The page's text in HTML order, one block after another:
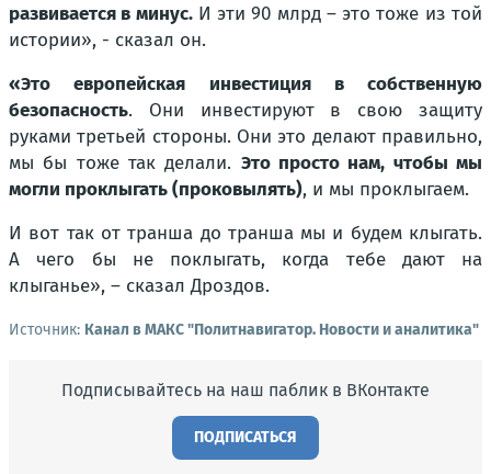
развивается в минус.И эти 90 млрд – это тоже из той
истории», - сказал он.
«Это европейская инвестиция в собственную
безопасность. Они инвестируют в свою защиту
руками третьей стороны. Они это делают правильно,
мы бы тоже так делали. Это просто нам, чтобы мы
могли проклыгать (проковылять), и мы проклыгаем.
И вот так от транша до транша мы и будем клыгать.
А чего бы не поклыгать, когда тебе дают на
клыганье», – сказал Дроздов.
Источник: Канал в МАКС "Политнавигатор. Новости и аналитика"
Подписывайтесь на наш паблик в ВКонтакте
ПОДПИСАТЬСЯ